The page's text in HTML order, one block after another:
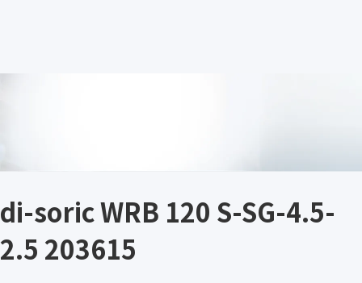
di-soric WRB 120 S-SG-4.5-
2.5 203615